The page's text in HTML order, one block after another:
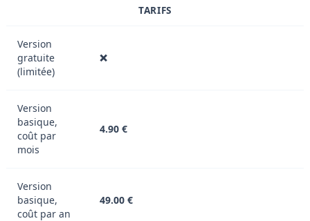
TARIFS
Version
gratuite
(limitée)
❌
Version
basique,
coût par
mois
4.90 €
Version
basique,
coût par an
49.00 €